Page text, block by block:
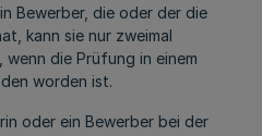
Bewerber, die oder der die
kann sie nur zweimal
die Prüfung in einem
worden ist.
oder ein Bewerber bei der